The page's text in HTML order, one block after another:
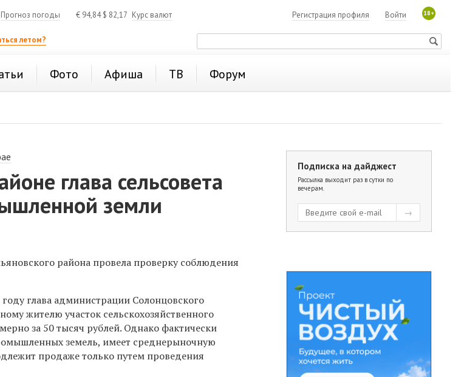
Прогноз погоды € 94,84$ 82,17 Курс валют 18+
Войти
Регистрация профиля
летом?
Фото Афиша ТВ Форум
глава сельсовета
земли
района провела проверку соблюдения
глава администрации Солонцовского
жителю участок сельскохозяйственного
за 50 тысяч рублей. Однако фактически
земель, имеет среднерыночную
продаже только путем проведения
Подписка на дайджест
Рассылка выходит раз в сутки по
вечерам.